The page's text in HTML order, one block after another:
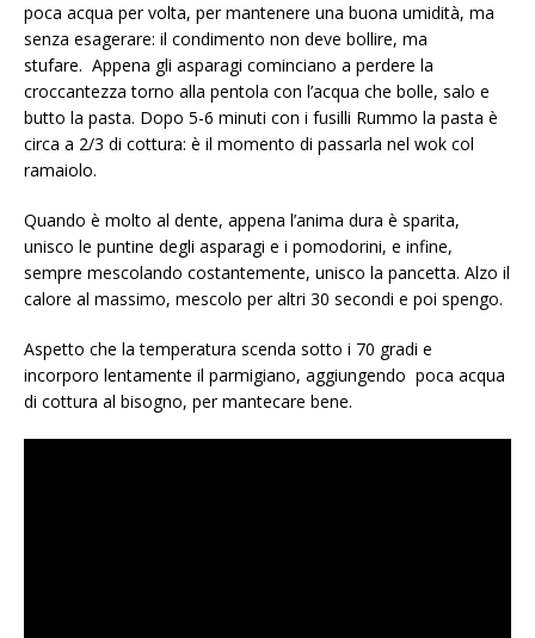
poca acqua per volta, per mantenere una buona umidità, ma
senza esagerare: il condimento non deve bollire, ma
stufare. Appena gli asparagi cominciano a perdere la
croccantezza torno alla pentola con l’acqua che bolle, salo e
butto la pasta. Dopo 5-6 minuti con i fusilli Rummo la pasta è
circa a 2/3 di cottura: è il momento di passarla nel wok col
ramaiolo.
Quando è molto al dente, appena l’anima dura è sparita,
unisco le puntine degli asparagi e i pomodorini, e infine,
sempre mescolando costantemente, unisco la pancetta. Alzo il
calore al massimo, mescolo per altri 30 secondi e poi spengo.
Aspetto che la temperatura scenda sotto i 70 gradi e
incorporo lentamente il parmigiano, aggiungendo poca acqua
di cottura al bisogno, per mantecare bene.